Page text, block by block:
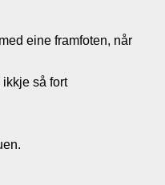
eine framfoten, når
ikkje så fort